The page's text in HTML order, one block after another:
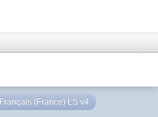
Français (France) LS v4